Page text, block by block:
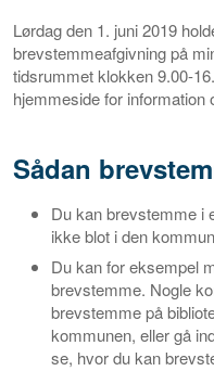
Lørdag den 1. juni 2019
brevstemmeafgivning på
tidsrummet klokken 9.00-
hjemmeside for
Sådan
Du kan brevstemme i
ikke blot i den
Du kan for eksempel
brevstemme. Nogle
brevstemme på
kommunen, eller gå
se, hvor du kan